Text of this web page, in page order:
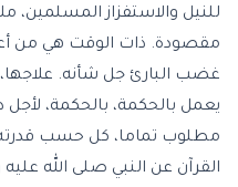
للنيل والاستفزاز المسلمين،
مقصودة. ذات الوقت هي من
غضب البارئ جل شأنه. علاجها،
يعمل بالحكمة، بالحكمة،
مطلوب تماما، كل حسب
القرآن عن النبي صلى الله